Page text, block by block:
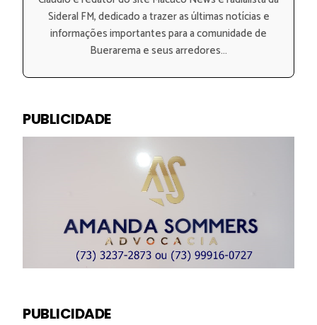
Sideral FM, dedicado a trazer as últimas notícias e
informações importantes para a comunidade de
Buerarema e seus arredores...
PUBLICIDADE
PUBLICIDADE